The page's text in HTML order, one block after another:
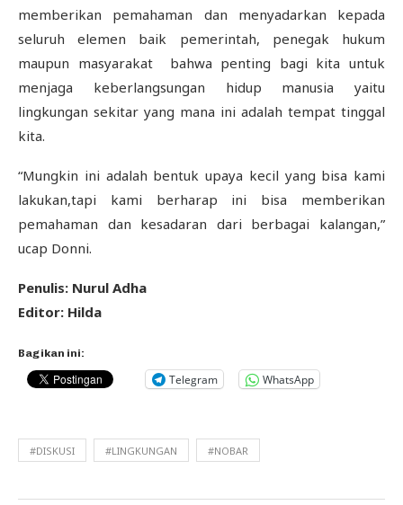
memberikan pemahaman dan menyadarkan kepada
seluruh elemen baik pemerintah, penegak hukum
maupun masyarakat bahwa penting bagi kita untuk
menjaga keberlangsungan hidup manusia yaitu
lingkungan sekitar yang mana ini adalah tempat tinggal
kita.
“Mungkin ini adalah bentuk upaya kecil yang bisa kami
lakukan,tapi kami berharap ini bisa memberikan
pemahaman dan kesadaran dari berbagai kalangan,”
ucap Donni.
Penulis: Nurul Adha
Editor: Hilda
Bagikan ini:
Telegram WhatsApp
#DISKUSI #LINGKUNGAN #NOBAR